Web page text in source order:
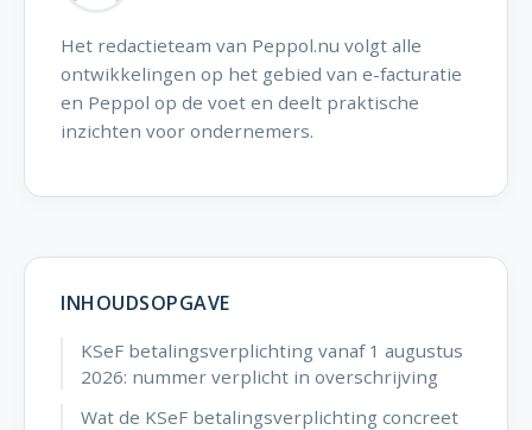
Het redactieteam van Peppol.nu volgt alle
ontwikkelingen op het gebied van e-facturatie
en Peppol op de voet en deelt praktische
inzichten voor ondernemers.
INHOUDSOPGAVE
KSeF betalingsverplichting vanaf 1 augustus
2026: nummer verplicht in overschrijving
Wat de KSeF betalingsverplichting concreet